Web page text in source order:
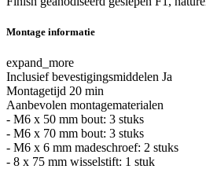
Montage informatie
expand_more
Inclusief bevestigingsmiddelen Ja
Montagetijd 20 min
Aanbevolen montagematerialen
- M6 x 50 mm bout: 3 stuks
- M6 x 70 mm bout: 3 stuks
- M6 x 6 mm madeschroef: 2 stuks
- 8 x 75 mm wisselstift: 1 stuk